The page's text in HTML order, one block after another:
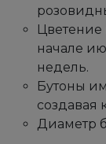
Цветение
начале
недель.
Бутоны
создавая
Диаметр